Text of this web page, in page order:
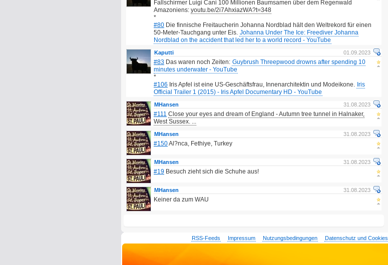
Fallschirmer Luigi Cani 100 Millionen Baumsamen über dem Regenwald
Amazoniens: youtu.be/2i7AhxiazWA?t=348
*
#80 Die finnische Freitaucherin Johanna Nordblad hält den Weltrekord für einen
50-Meter-Tauchgang unter Eis. Johanna Under The Ice: Freediver Johanna
Nordblad on the accident that led her to a world record - YouTube
01.09.2023
Kaputti
#83 Das waren noch Zeiten: Guybrush Threepwood drowns after spending 10
minutes underwater - YouTube
*
#106 Iris Apfel ist eine US-Geschäftsfrau, Innenarchitektin und Modeikone. Iris
Official Trailer 1 (2015) - Iris Apfel Documentary HD - YouTube
31.08.2023
MHansen
#111 Close your eyes and dream of England - Autumn tree tunnel in Halnaker,
West Sussex. ...
31.08.2023
MHansen
#150Al?nca, Fethiye, Turkey
31.08.2023
MHansen
#19 Besuch zieht sich die Schuhe aus!
31.08.2023
MHansen
Keiner da zum WAU
RSS-Feeds Impressum Nutzungsbedingungen Datenschutz und Cookies